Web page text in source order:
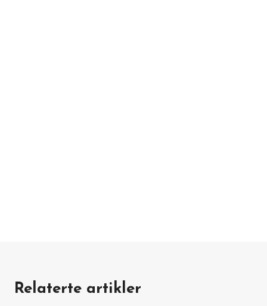
Relaterte artikler